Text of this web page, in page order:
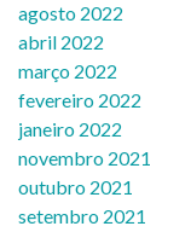
agosto 2022
abril 2022
março 2022
fevereiro 2022
janeiro 2022
novembro 2021
outubro 2021
setembro 2021